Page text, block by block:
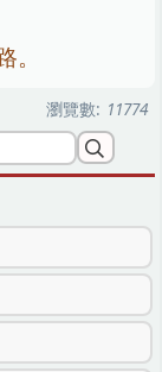
。
瀏覽數: 11774